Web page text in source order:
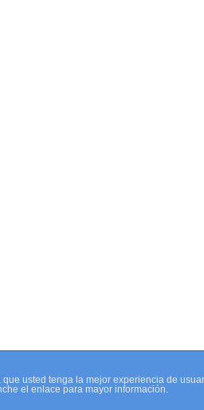
que usted tenga la mejor experiencia de
el enlace para mayor información.